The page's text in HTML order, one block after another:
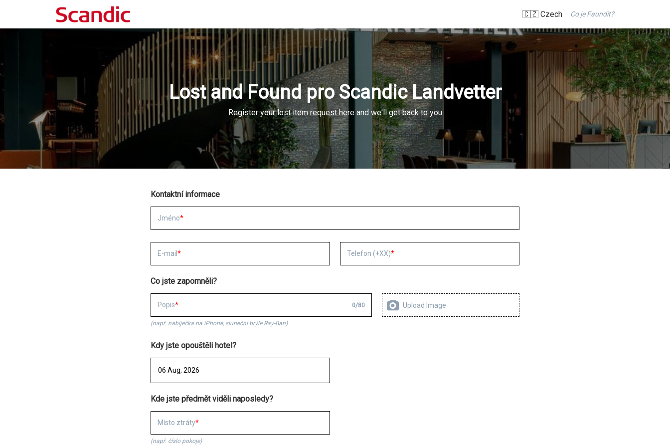
🇨🇿 Czech Co je Faundit?
Lost and Found pro Scandic Landvetter
Register your lost item request here and we'll get back to you
Kontaktní informace
Jméno
E-mail Telefon (+XX)
Co jste zapomněli?
Popis 0/80 Upload Image
(např. nabíječka na iPhone, sluneční brýle Ray-Ban)
Kdy jste opouštěli hotel?
Kde jste předmět viděli naposledy?
Místo ztráty
(např. číslo pokoje)